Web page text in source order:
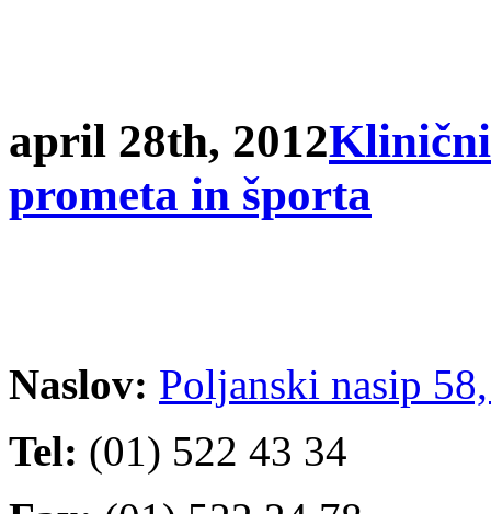
april 28th, 2012
prometa in športa
Naslov: Poljanski nasip
Tel: (01) 522 43 34